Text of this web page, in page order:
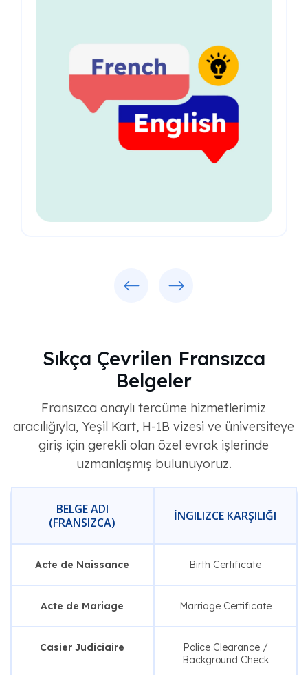
Sıkça Çevrilen Fransızca
Belgeler
Fransızca onaylı tercüme hizmetlerimiz
aracılığıyla, Yeşil Kart, H-1B vizesi ve üniversiteye
giriş için gerekli olan özel evrak işlerinde
uzmanlaşmış bulunuyoruz.
(FRANSIZCA)
Background Check